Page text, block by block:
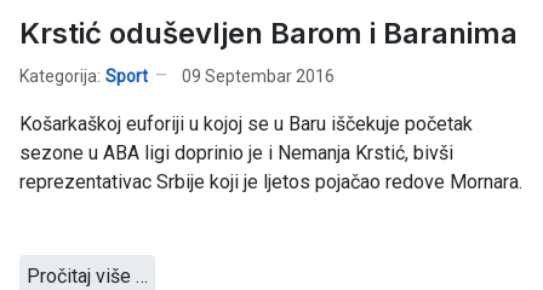
Krstić oduševljen Barom i Baranima
Kategorija: Sport 09 Septembar 2016
Košarkaškoj euforiji u kojoj se u Baru iščekuje početak
sezone u ABA ligi doprinio je i Nemanja Krstić, bivši
reprezentativac Srbije koji je ljetos pojačao redove Mornara.
Pročitaj više …